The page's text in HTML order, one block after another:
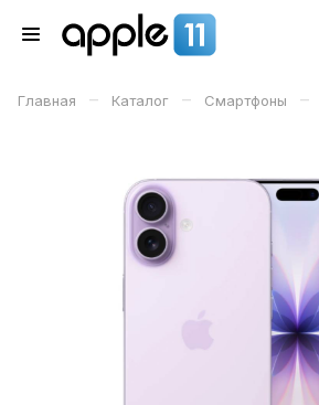
Главная – Каталог – Смартфоны –